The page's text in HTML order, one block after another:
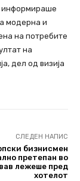
информираше
модерна и
на потребите
на
дел од визија
СЛЕДЕН НАПИС
бизнисмен
претепан во
лежеше пред
хотелот